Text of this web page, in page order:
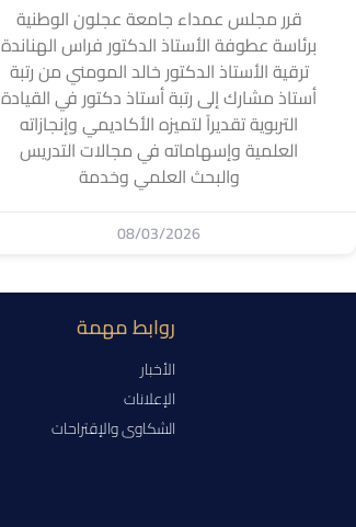
قرر مجلس عمداء جامعة عجلون الوطنية
برئاسة عطوفة الأستاذ الدكتور فراس الهناندة
ترقية الأستاذ الدكتور خالد المومني من رتبة
أستاذ مشارك إلى رتبة أستاذ دكتور في القيادة
التربوية تقديراً لتميزه الأكاديمي وإنجازاته
العلمية وإسهاماته في مجالات التدريس
والبحث العلمي وخدمة
08/03/2026
روابط مهمة
الأخبار
الإعلانات
الشكاوى والإقتراحات